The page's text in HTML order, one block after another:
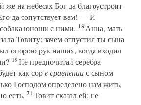
на небесах Бог да благоустроит
да сопутствует вам! — И
юноши с ними. 18Анна, мать
Товиту: зачем отпустил ты сына
опорою рук наших, когда входил
19Не предпочитай серебра
как сорв сравнениис сыном
Господом определено нам жить,
есть. 21Товит сказал ей: не